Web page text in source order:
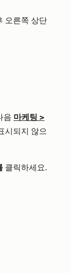
오른쪽 상단
음 마케팅 >
시되지 않으
클릭하세요.